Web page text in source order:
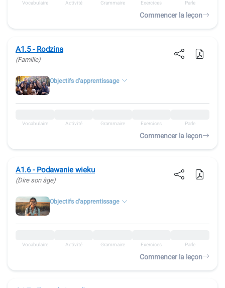
Vocabulaire Activité Grammaire Exercices Parle
Commencer la leçon
A1.5 - Rodzina
(Famille)
Objectifs d'apprentissage
Vocabulaire Activité Grammaire Exercices Parle
Commencer la leçon
A1.6 - Podawanie wieku
(Dire son âge)
Objectifs d'apprentissage
Vocabulaire Activité Grammaire Exercices Parle
Commencer la leçon